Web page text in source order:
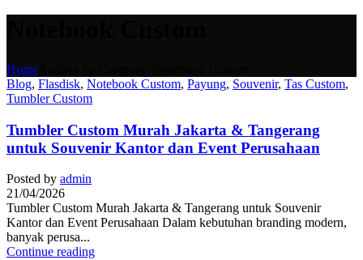
Home
Blog, Flasdisk, Notebook Custom, Payung, Souvenir, Tas Custom,
Tumbler Custom
Tumbler Custom Murah Jakarta & Tangerang
untuk Souvenir Kantor dan Event Perusahaan
Posted by admin
21/04/2026
Tumbler Custom Murah Jakarta & Tangerang untuk Souvenir
Kantor dan Event Perusahaan Dalam kebutuhan branding modern,
banyak perusa...
Continue reading